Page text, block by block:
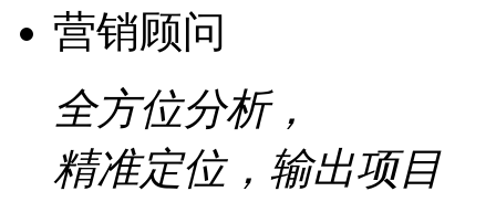
营销顾问
全方位分析，
精准定位，输出项目